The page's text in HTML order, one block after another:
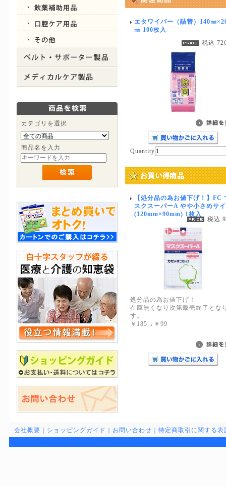
カテゴリを選択
商品名を入力
エタワイパー（詰替）140㎜
㎜ 100枚入
税込
Quantity
【処分品の為お値下げ！】FC
スクスーパーA やや小さめサ
(120mm×90mm) 1枚入
税込
処分品の為お値下げ！
在庫無くなり次第販売終了とな
す。
￥185→￥99
会社概要 ショッピングガイド お問い合わせ 特定商取引に関する表